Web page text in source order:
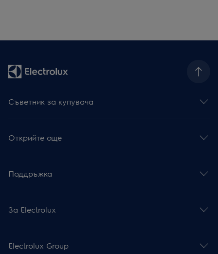
Съветник за купувача
Открийте още
Поддръжка
За Electrolux
Electrolux Group